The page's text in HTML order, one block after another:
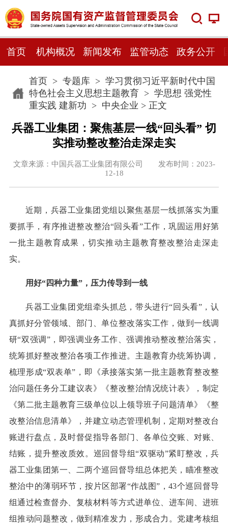
首页 机构概况 新闻发布 监管动态 政务公开
首页> 专题库> 学习贯彻习近平新时代中国
特色社会主义思想主题教育> 学思想 强党性
重实践 建新功 > 中央企业 > 正文
兵器工业集团：聚焦基层一线“回头看” 切
实推动整改整治走深走实
文章来源：中国兵器工业集团有限公司 发布时间：2023-
12-18
近期，兵器工业集团党组以聚焦基层一线抓落实为重
要抓手，有序推进整改整治“回头看”工作，巩固运用好第
一批主题教育成果，切实推动主题教育整改整治走深走
实。
用好“四种力量”，压力传导到一线
兵器工业集团党组牵头抓总，带头进行“回头看”，认
真抓好分管领域、部门、单位整改落实工作，做到一线调
研“双强调”，即强调业务工作、强调推动整改整治落实，
统筹抓好整改整治各项工作推进。主题教育办统筹协调，
梳理形成“双表单”，即《承接落实第一批主题教育整改整
治问题任务分工建议表》《整改整治情况统计表》，制定
《第二批主题教育三级单位以上领导班子问题清单》《整
改整治信息清单》，并建立动态管理机制，定期对整改台
账进行盘点，及时督促指导各部门、各单位交账、对账、
结账，提升整改质效。巡回督导组“双驱动”紧盯整改，兵
器工业集团第一、二两个巡回督导组总体把关，瞄准整改
整治中的薄弱环节，按片区部署“作战图”，43个巡回督导
组通过检查督办、复核材料等方式进单位、进车间、进班
组推动问题整改，做到精准发力，形成合力。党建考核组